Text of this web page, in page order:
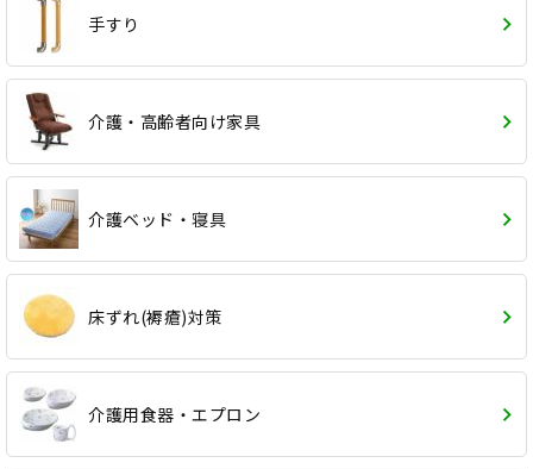
手すり
介護・高齢者向け家具
介護ベッド・寝具
床ずれ(褥瘡)対策
介護用食器・エプロン